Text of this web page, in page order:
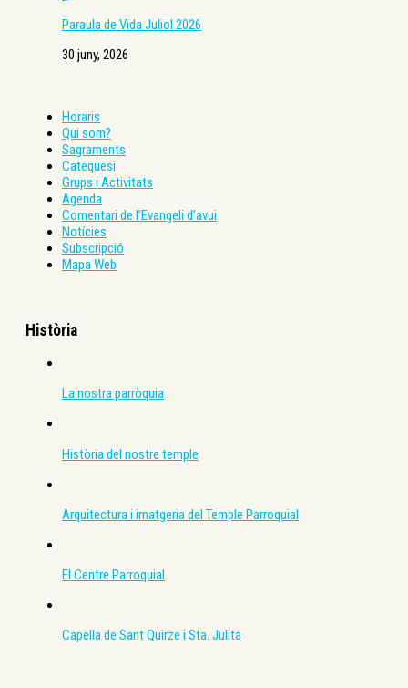
Paraula de Vida Juliol 2026
30 juny, 2026
Horaris
Qui som?
Sagraments
Catequesi
Grups i Activitats
Agenda
Comentari de l’Evangeli d’avui
Notícies
Subscripció
Mapa Web
Història
La nostra parròquia
Història del nostre temple
Arquitectura i imatgeria del Temple Parroquial
El Centre Parroquial
Capella de Sant Quirze i Sta. Julita